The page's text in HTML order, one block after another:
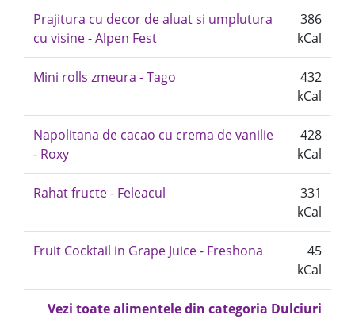
Prajitura cu decor de aluat si umplutura
cu visine - Alpen Fest
386
kCal
Mini rolls zmeura - Tago
432
kCal
Napolitana de cacao cu crema de vanilie
- Roxy
428
kCal
Rahat fructe - Feleacul
331
kCal
Fruit Cocktail in Grape Juice - Freshona
45
kCal
Vezi toate alimentele din categoria Dulciuri